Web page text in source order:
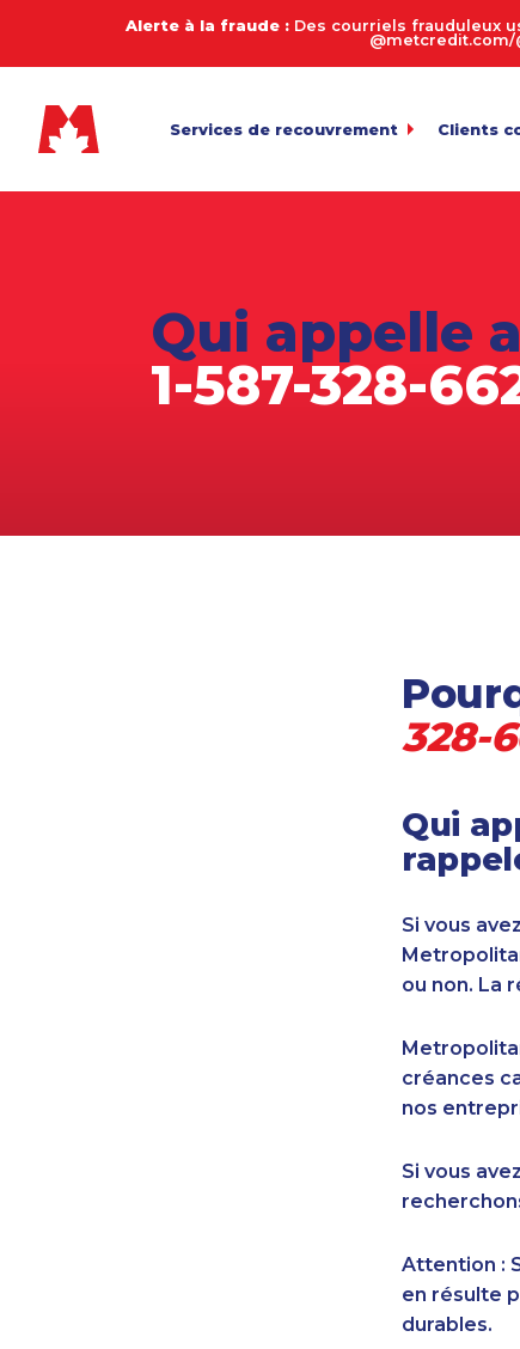
Alerte à la fraude : Des courriels frauduleux
@metcredit.com/
Services de recouvrement
Agriculture
Arriérés en automobile
Biens de succession et décès
Locataire-propriétaire
Clients
Payez
Qui appelle
1-587-328-
328-
Qui
Si vous
ou non. La
créances
nos
Si vous
Attention :
en résulte
durables.